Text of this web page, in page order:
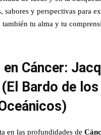
sabores y perspectivas para
también tu alma y tu
Cáncer:
Bardo de los
en las profundidades de